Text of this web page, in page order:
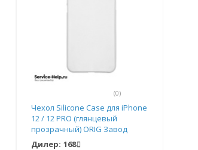
(0)
Чехол Silicone Case для iPhone
12 / 12 PRO (глянцевый
прозрачный) ORIG Завод
Дилер: 168